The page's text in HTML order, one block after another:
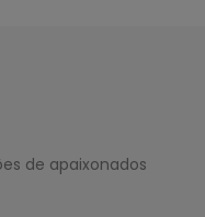
de apaixonados